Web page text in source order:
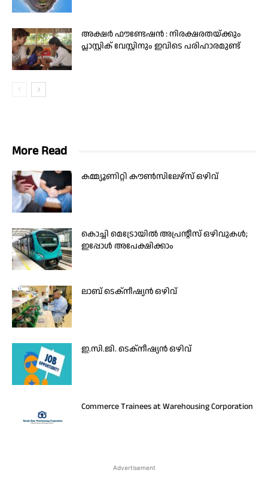
അക്ഷർ ഫൗണ്ടേഷൻ : നിരക്ഷരതയ്ക്കും
പ്ലാസ്റ്റിക് വേസ്റ്റിനും ഇവിടെ പരിഹാരമുണ്ട്
More Read
കമ്മ്യൂണിറ്റി കൗൺസിലേഴ്‌സ് ഒഴിവ്
കൊച്ചി മെട്രോയിൽ അപ്രന്റീസ് ഒഴിവുകൾ;
ഇപ്പോൾ അപേക്ഷിക്കാം
ലാബ് ടെക്നീഷ്യൻ ഒഴിവ്
ഇ.സി.ജി. ടെക്നീഷ്യന്‍ ഒഴിവ്
Commerce Trainees at Warehousing Corporation
Advertisement